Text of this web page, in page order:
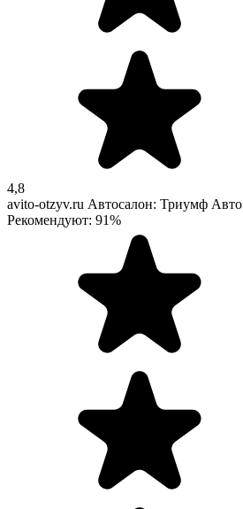
4,8
avito-otzyv.ru Автосалон: Триумф Авто
Рекомендуют: 91%